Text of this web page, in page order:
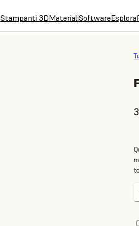
Stampanti 3DMaterialiSoftwareEsplora